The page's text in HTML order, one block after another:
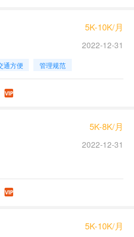
5K-10K/月
2022-12-31
通方便 管理规范
5K-8K/月
2022-12-31
5K-10K/月